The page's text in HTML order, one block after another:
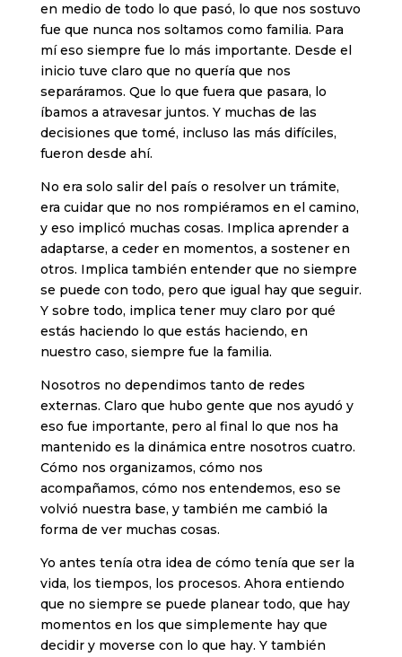
en medio de todo lo que pasó, lo que nos sostuvo
fue que nunca nos soltamos como familia. Para
mí eso siempre fue lo más importante. Desde el
inicio tuve claro que no quería que nos
separáramos. Que lo que fuera que pasara, lo
íbamos a atravesar juntos. Y muchas de las
decisiones que tomé, incluso las más difíciles,
fueron desde ahí.
No era solo salir del país o resolver un trámite,
era cuidar que no nos rompiéramos en el camino,
y eso implicó muchas cosas. Implica aprender a
adaptarse, a ceder en momentos, a sostener en
otros. Implica también entender que no siempre
se puede con todo, pero que igual hay que seguir.
Y sobre todo, implica tener muy claro por qué
estás haciendo lo que estás haciendo, en
nuestro caso, siempre fue la familia.
Nosotros no dependimos tanto de redes
externas. Claro que hubo gente que nos ayudó y
eso fue importante, pero al final lo que nos ha
mantenido es la dinámica entre nosotros cuatro.
Cómo nos organizamos, cómo nos
acompañamos, cómo nos entendemos, eso se
volvió nuestra base, y también me cambió la
forma de ver muchas cosas.
Yo antes tenía otra idea de cómo tenía que ser la
vida, los tiempos, los procesos. Ahora entiendo
que no siempre se puede planear todo, que hay
momentos en los que simplemente hay que
decidir y moverse con lo que hay. Y también